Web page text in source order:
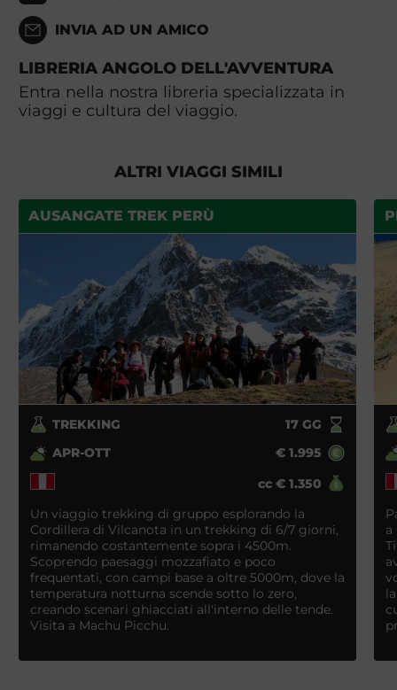
INVIA AD UN AMICO
LIBRERIA ANGOLO DELL'AVVENTURA
Entra nella nostra libreria specializzata in
viaggi e cultura del viaggio.
ALTRI VIAGGI SIMILI
AUSANGATE TREK PERÙ
TREKKING 17 GG
APR-OTT
€ 1.995
cc€ 1.350
Un viaggio trekking di gruppo esplorando la
Cordillera di Vilcanota in un trekking di 6/7 giorni,
rimanendo costantemente sopra i 4500m.
Scoprendo paesaggi mozzafiato e poco
frequentati, con campi base a oltre 5000m, dove la
temperatura notturna scende sotto lo zero,
creando scenari ghiacciati all'interno delle tende.
Visita a Machu Picchu.
a